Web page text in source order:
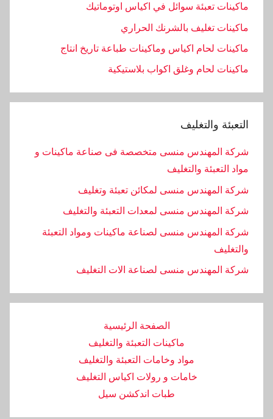
ماكينات تعبئة سوائل في اكياس اوتوماتيك
ماكينات تغليف بالشرنك الحراري
ماكينات لحام اكياس وماكينات طباعة تاريخ انتاج
ماكينات لحام وغلق اكواب بلاستيكية
التعبئة والتغليف
شركة المهندس منسى متخصصة فى صناعة ماكينات و
مواد التعبئة والتغليف
شركة المهندس منسى لمكائن تعبئة وتغليف
شركة المهندس منسى لمعدات التعبئة والتغليف
شركة المهندس منسى لصناعة ماكينات ومواد التعبئة
والتغليف
‏شركة المهندس منسى لصناعة الات التغليف
الصفحة الرئيسية
ماكينات التعبئة والتغليف
مواد وخامات التعبئة والتغليف
خامات و رولات اكياس التغليف
طبات اندكشن سيل